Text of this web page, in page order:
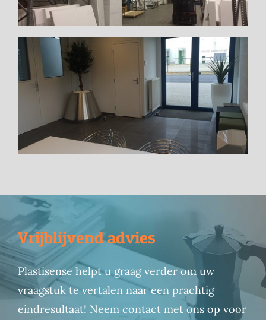
Vrijblijvend advies
Plastisense helpt u graag verder om uw
vraagstuk te vertalen naar een prachtig
eindresultaat! Neem contact met ons op voor